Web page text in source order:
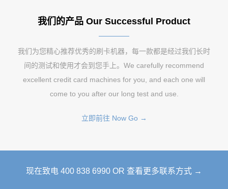
我们的产品 Our Successful Product
我们为您精心推荐优秀的刷卡机器，每一款都是经过我们长时
间的测试和使用才会到您手上。We carefully recommend
excellent credit card machines for you, and each one will
come to you after our long test and use.
立即前往 Now Go →
现在致电 400 838 6990 OR 查看更多联系方式 →